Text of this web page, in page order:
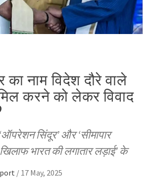
नाम विदेश दौरे वाले
करने को लेकर विवाद
सिंदूर’ और ‘सीमापार
भारत की लगातार लड़ाई’ के
/ 17 May, 2025